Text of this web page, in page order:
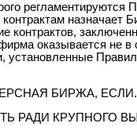
назначает
контрактов,
оказывается не в
установленные
БИРЖА,
РАДИ КРУПНОГО